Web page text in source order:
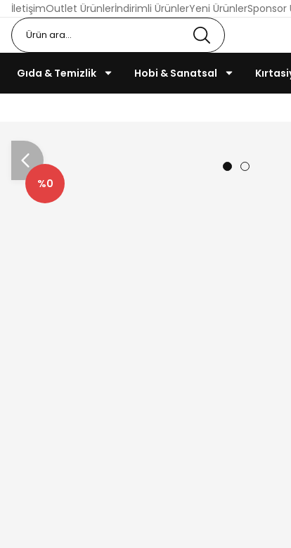
İletişimOutlet Ürünlerİndirimli ÜrünlerYeni ÜrünlerSponsor
Gıda & Temizlik Hobi & Sanatsal
%0